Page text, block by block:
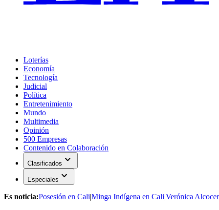
Loterías
Economía
Tecnología
Judicial
Política
Entretenimiento
Mundo
Multimedia
Opinión
500 Empresas
Contenido en Colaboración
Clasificados expand_more
Especiales expand_more
Es noticia:Posesión en Cali|Minga Indígena en Cali|Verónica Alcocer